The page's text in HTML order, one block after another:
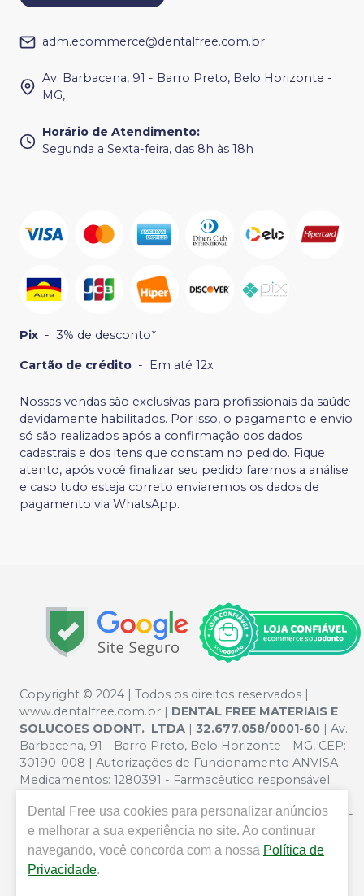
adm.ecommerce@dentalfree.com.br
Av. Barbacena, 91 - Barro Preto, Belo Horizonte -
MG,
Horário de Atendimento:
Segunda a Sexta-feira, das 8h às 18h
Pix - 3% de desconto*
Cartão de crédito - Em até 12x
Nossas vendas são exclusivas para profissionais da saúde
devidamente habilitados. Por isso, o pagamento e envio
só são realizados após a confirmação dos dados
cadastrais e dos itens que constam no pedido. Fique
atento, após você finalizar seu pedido faremos a análise
e caso tudo esteja correto enviaremos os dados de
pagamento via WhatsApp.
Copyright © 2024 | Todos os direitos reservados |
www.dentalfree.com.br | DENTAL FREE MATERIAIS E
SOLUCOES ODONT. LTDA
32.677.058/0001-60
| Av.
Barbacena, 91 - Barro Preto, Belo Horizonte - MG, CEP:
30190-008 | Autorizações de Funcionamento ANVISA -
Medicamentos: 1280391 - Farmacêutico responsável:
Privacidade e Segurança - Fotos meramente ilustrativas -
Os preços e condições da loja virtual estão sujeitos a
alterações. Em caso de divergência de preços no site, o
valor válido é o do Carrinho de Compra. Não vendemos
Dental Free usa cookies para personalizar anúncios
e melhorar a sua experiência no site. Ao continuar
navegando, você concorda com a nossa Política de
Privacidade.